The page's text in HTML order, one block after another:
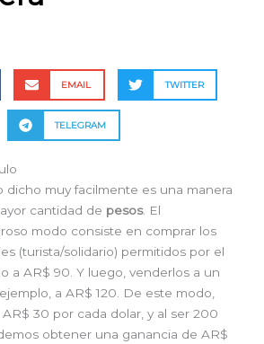
EMAIL TWITTER
TELEGRAM
dicho muy facilmente es una manera
cantidad de pesos. El
modo consiste en comprar los
(turista/solidario) permitidos por el
a AR$ 90. Y luego, venderlos a un
a AR$ 120. De este modo,
30 por cada dolar, y al ser 200
obtener una ganancia de AR$